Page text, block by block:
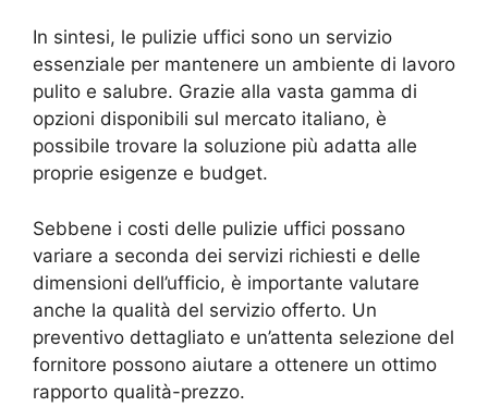
In sintesi, le pulizie uffici sono un servizio
essenziale per mantenere un ambiente di lavoro
pulito e salubre. Grazie alla vasta gamma di
opzioni disponibili sul mercato italiano, è
possibile trovare la soluzione più adatta alle
proprie esigenze e budget.
Sebbene i costi delle pulizie uffici possano
variare a seconda dei servizi richiesti e delle
dimensioni dell’ufficio, è importante valutare
anche la qualità del servizio offerto. Un
preventivo dettagliato e un’attenta selezione del
fornitore possono aiutare a ottenere un ottimo
rapporto qualità-prezzo.